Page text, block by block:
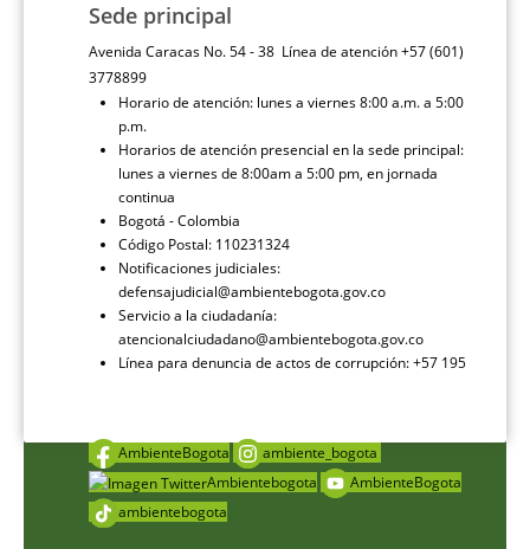
Sede principal
Avenida Caracas No. 54 - 38 Línea de atención +57 (601)
3778899
Horario de atención: lunes a viernes 8:00 a.m. a 5:00
p.m.
Horarios de atención presencial en la sede principal:
lunes a viernes de 8:00am a 5:00 pm, en jornada
continua
Bogotá - Colombia
Código Postal: 110231324
Notificaciones judiciales:
defensajudicial@ambientebogota.gov.co
Servicio a la ciudadanía:
atencionalciudadano@ambientebogota.gov.co
Línea para denuncia de actos de corrupción: +57 195
AmbienteBogota
ambiente_bogota
Ambientebogota
AmbienteBogota
ambientebogota